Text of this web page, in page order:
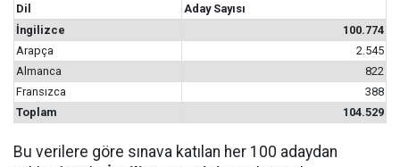
Dil
Aday Sayısı
İngilizce
100.774
Arapça
2.545
Almanca
822
Fransızca
388
Toplam
104.529
Bu verilere göre sınava katılan her 100 adaydan